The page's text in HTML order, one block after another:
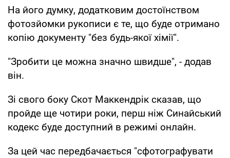
На його думку, додатковим достоїнством
фотозйомки рукописи є те, що буде отримано
копію документу "без будь-якої хімії".
"Зробити це можна значно швидше", - додав
він.
Зі свого боку Скот Маккендрік сказав, що
пройде ще чотири роки, перш ніж Синайський
кодекс буде доступний в режимі онлайн.
За цей час передбачається "сфотографувати